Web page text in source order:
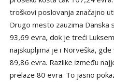
troškovi poslovanja značajno
Drugo mesto zauzima Danska
93,69 evra, dok je treći
najskupljima je i Norveška,
89,86 evra. Razlike između
prelaze 80 evra. To jasno